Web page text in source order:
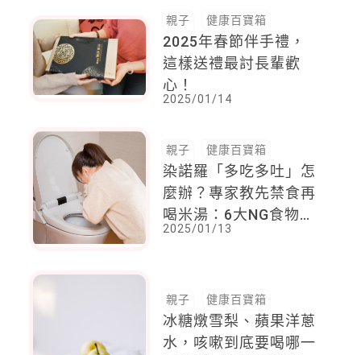
親子 健康百寶箱
2025年春節伴手禮，
這樣送禮最討長輩歡
心！
2025/01/14
親子 健康百寶箱
染諾羅「多吃多吐」怎
麼辦？專家教先禁食再
喝米湯：6大NG食物別
碰
2025/01/13
親子 健康百寶箱
冰糖燉雪梨、蘋果洋蔥
水，咳嗽到底要喝哪一